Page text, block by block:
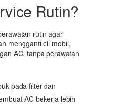
Rutin?
rutin agar
mengganti oli mobil,
AC, tanpa perawatan
pada filter dan
AC bekerja lebih